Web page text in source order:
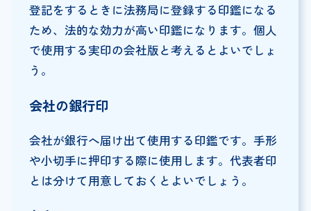
登記をするときに法務局に登録する印鑑になる
ため、法的な効力が高い印鑑になります。個人
で使用する実印の会社版と考えるとよいでしょ
う。
会社の銀行印
会社が銀行へ届け出て使用する印鑑です。手形
や小切手に押印する際に使用します。代表者印
とは分けて用意しておくとよいでしょう。